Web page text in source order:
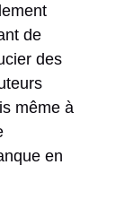
de
des
même à
en